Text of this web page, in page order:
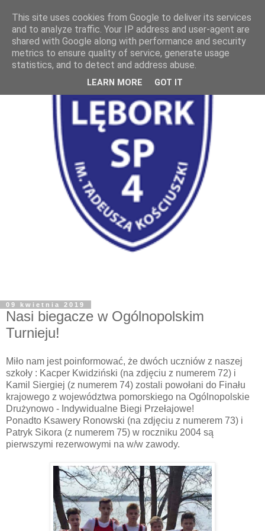
09 kwietnia 2019
Nasi biegacze w Ogólnopolskim
Turnieju!
Miło nam jest poinformować, że dwóch uczniów z naszej
szkoły : Kacper Kwidziński (na zdjęciu z numerem 72) i
Kamil Siergiej (z numerem 74) zostali powołani do Finału
krajowego z województwa pomorskiego na Ogólnopolskie
Drużynowo - Indywidualne Biegi Przełajowe!
Ponadto Ksawery Ronowski (na zdjęciu z numerem 73) i
Patryk Sikora (z numerem 75) w roczniku 2004 są
pierwszymi rezerwowymi na w/w zawody.
This site uses cookies from Google to deliver its services
and to analyze traffic. Your IP address and user-agent are
shared with Google along with performance and security
metrics to ensure quality of service, generate usage
statistics, and to detect and address abuse.
LEARN MORE GOT IT